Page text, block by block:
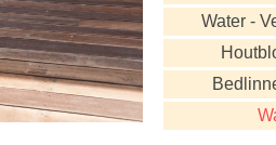
Water -